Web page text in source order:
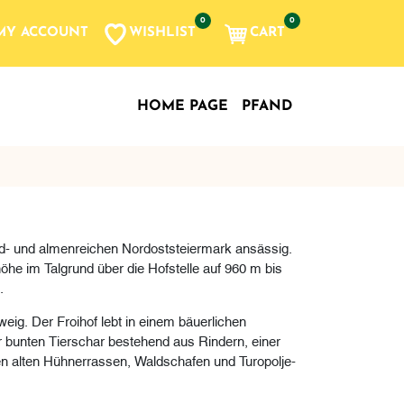
ACCOUNT WISHLIST
0
CART
0
HOME PAGE PFAND
und almenreichen Nordoststeiermark ansässig.
im Talgrund über die Hofstelle auf 960 m bis
Der Froihof lebt in einem bäuerlichen
Tierschar bestehend aus Rindern, einer
alten Hühnerrassen, Waldschafen und Turopolje-